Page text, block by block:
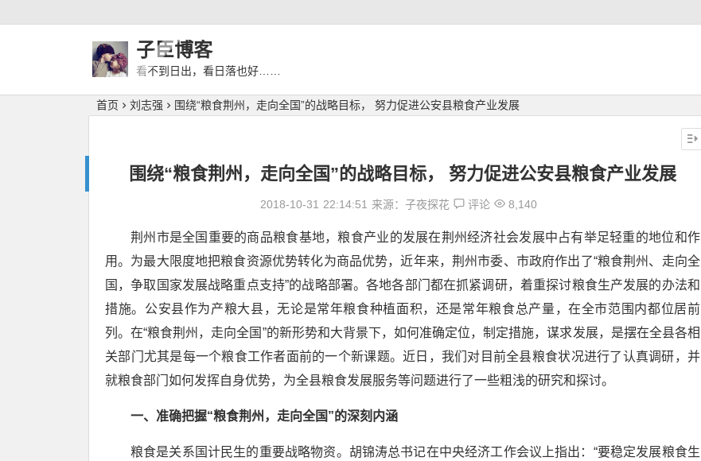
子臣博客
看不到日出，看日落也好……
首页 刘志强 围绕“粮食荆州，走向全国”的战略目标， 努力促进公安县粮食产业发展
围绕“粮食荆州，走向全国”的战略目标， 努力促进公安县粮食产业发展
2018-10-31 22:14:51 来源：子夜探花 评论 8,140
荆州市是全国重要的商品粮食基地，粮食产业的发展在荆州经济社会发展中占有举足轻重的地位和作
用。为最大限度地把粮食资源优势转化为商品优势，近年来，荆州市委、市政府作出了“粮食荆州、走向全
国，争取国家发展战略重点支持”的战略部署。各地各部门都在抓紧调研，着重探讨粮食生产发展的办法和
措施。公安县作为产粮大县，无论是常年粮食种植面积，还是常年粮食总产量，在全市范围内都位居前
列。在“粮食荆州，走向全国”的新形势和大背景下，如何准确定位，制定措施，谋求发展，是摆在全县各相
关部门尤其是每一个粮食工作者面前的一个新课题。近日，我们对目前全县粮食状况进行了认真调研，并
就粮食部门如何发挥自身优势，为全县粮食发展服务等问题进行了一些粗浅的研究和探讨。
一、准确把握“粮食荆州，走向全国”的深刻内涵
粮食是关系国计民生的重要战略物资。胡锦涛总书记在中央经济工作会议上指出：“要稳定发展粮食生